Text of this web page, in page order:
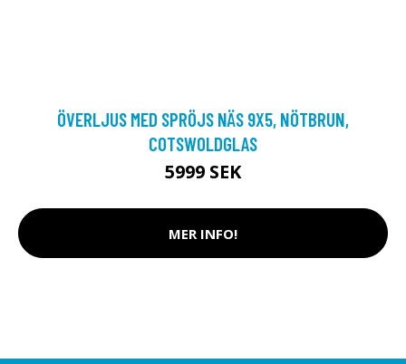
ÖVERLJUS MED SPRÖJS NÄS 9X5, NÖTBRUN,
COTSWOLDGLAS
5999 SEK
MER INFO!